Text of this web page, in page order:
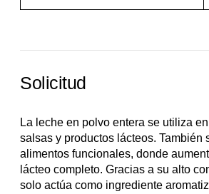
Solicitud
La leche en polvo entera se utiliza
salsas y productos lácteos.
alimentos funcionales, donde
lácteo completo. Gracias a su alto
solo actúa como ingrediente